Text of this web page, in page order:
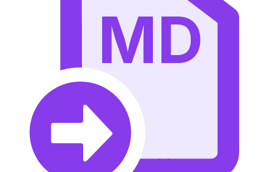
MD